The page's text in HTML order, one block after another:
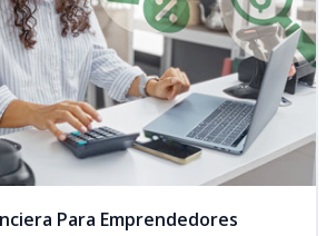
Para Emprendedores